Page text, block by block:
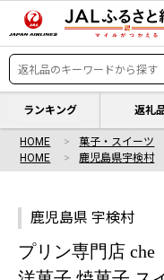
ランキング 返礼
HOME 菓子・スイーツ
HOME
鹿児島県宇検村
鹿児島県 宇検村
プリン専門店 che